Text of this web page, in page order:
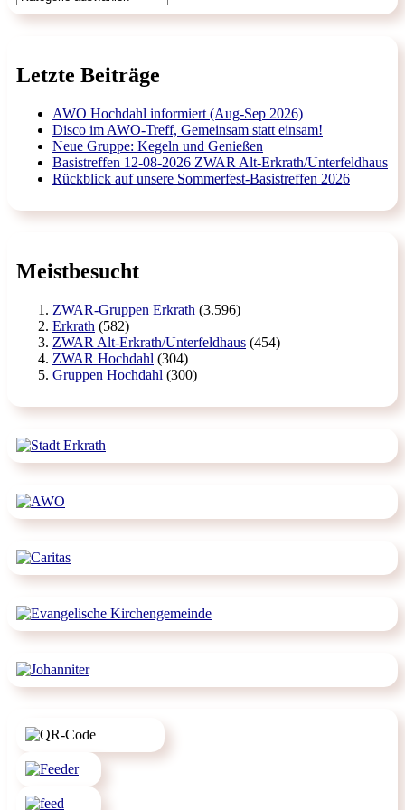
Letzte Beiträge
AWO Hochdahl informiert (Aug-Sep 2026)
Disco im AWO-Treff, Gemeinsam statt einsam!
Neue Gruppe: Kegeln und Genießen
Basistreffen 12-08-2026 ZWAR Alt-Erkrath/Unterfeldhaus
Rückblick auf unsere Sommerfest-Basistreffen 2026
Meistbesucht
ZWAR-Gruppen Erkrath (3.596)
Erkrath (582)
ZWAR Alt-Erkrath/Unterfeldhaus (454)
ZWAR Hochdahl (304)
Gruppen Hochdahl (300)